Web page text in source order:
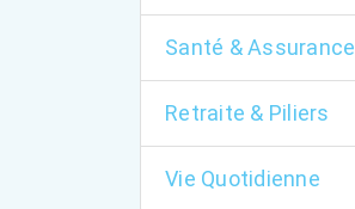
Santé & Assurance
Retraite & Piliers
Vie Quotidienne